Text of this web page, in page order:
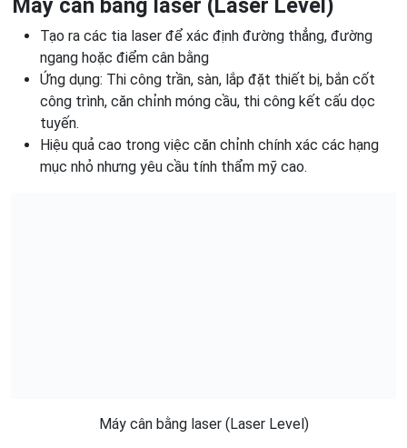
Máy cân bằng laser (Laser Level)
Tạo ra các tia laser để xác định đường thẳng, đường
ngang hoặc điểm cân bằng
Ứng dụng: Thi công trần, sàn, lắp đặt thiết bị, bắn cốt
công trình, căn chỉnh móng cầu, thi công kết cấu dọc
tuyến.
Hiệu quả cao trong việc căn chỉnh chính xác các hạng
mục nhỏ nhưng yêu cầu tính thẩm mỹ cao.
Máy cân bằng laser (Laser Level)